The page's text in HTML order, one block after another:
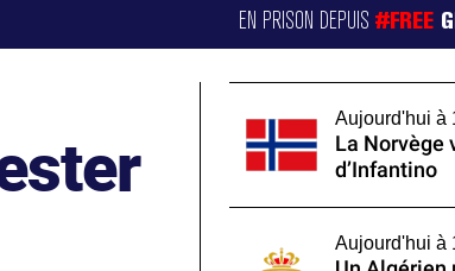
EN PRISON DEPUIS#FREE
Aujourd'hui à
La Norvège
d’Infantino
Aujourd'hui à